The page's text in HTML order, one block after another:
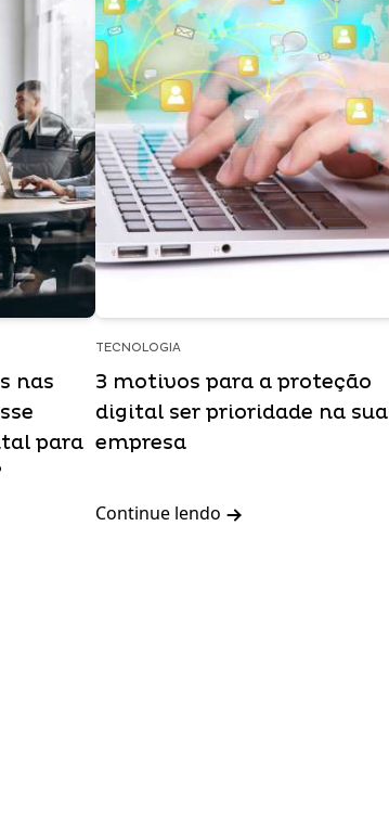
nas
para
TECNOLOGIA
3 motivos para a proteção
digital ser prioridade na sua
empresa
Continue lendo